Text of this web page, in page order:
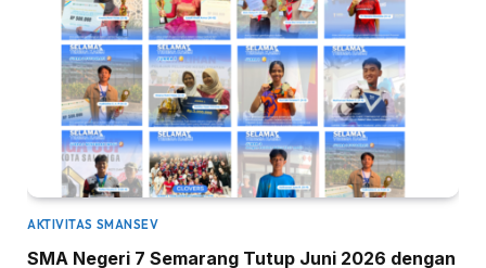
AKTIVITAS SMANSEV
SMA Negeri 7 Semarang Tutup Juni 2026 dengan